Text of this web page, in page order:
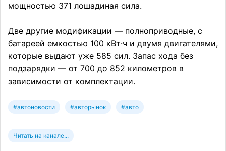
мощностью 371 лошадиная сила.
Две другие модификации — полноприводные, с
батареей емкостью 100 кВт·ч и двумя двигателями,
которые выдают уже 585 сил. Запас хода без
подзарядки — от 700 до 852 километров в
зависимости от комплектации.
#автоновости #авторынок #авто
Читать на канале...